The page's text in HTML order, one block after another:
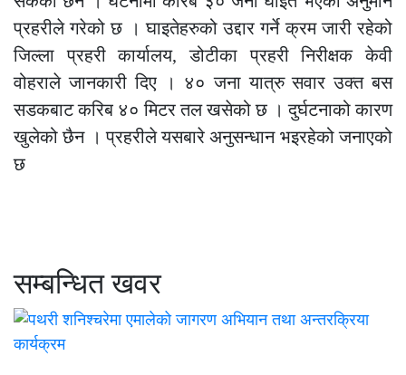
प्रहरीले गरेको छ । घाइतेहरुको उद्दार गर्ने क्रम जारी रहेको
जिल्ला प्रहरी कार्यालय, डोटीका प्रहरी निरीक्षक केवी
वोहराले जानकारी दिए । ४० जना यात्रु सवार उक्त बस
सडकबाट करिब ४० मिटर तल खसेको छ । दुर्घटनाको कारण
खुलेको छैन । प्रहरीले यसबारे अनुसन्धान भइरहेको जनाएको
छ
सम्बन्धित खवर